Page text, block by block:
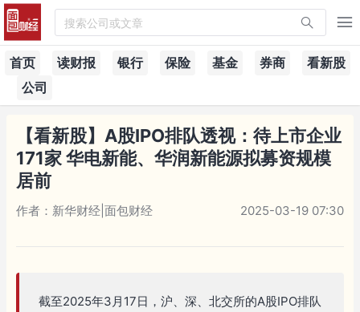
搜索公司或文章
首页 读财报 银行 保险 基金 券商
看新股
公司
【看新股】A股IPO排队透视：待上市企业
171家 华电新能、华润新能源拟募资规模
居前
作者：新华财经|面包财经 2025-03-19 07:30
截至2025年3月17日，沪、深、北交所的A股IPO排队